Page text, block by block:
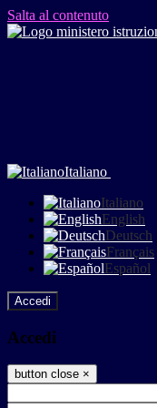
Salta al contenuto
Italiano
Italiano
English
Deutsch
Français
Español
Accedi
Accedi
button close ×